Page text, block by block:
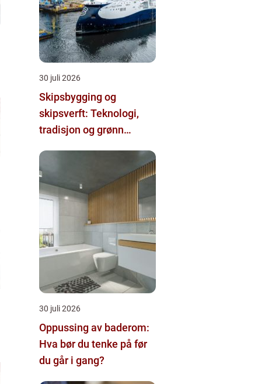
30 juli 2026
Skipsbygging og
skipsverft: Teknologi,
tradisjon og grønn
30 juli 2026
Oppussing av baderom:
Hva bør du tenke på før
du går i gang?